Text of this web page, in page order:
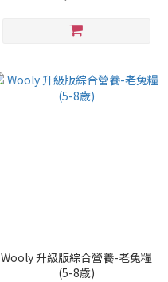
Wooly 升級版綜合營養-老兔糧
(5-8歲)